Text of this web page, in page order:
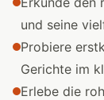
und seine
Probiere
Gerichte im
Erlebe die